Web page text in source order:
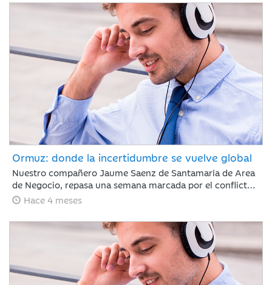
Santamaría de Area de Negocio, repasa una semana que
sigue marcada por la guerra de Irán.
Ormuz: donde la incertidumbre se vuelve global
Nuestro compañero Jaume Saenz de Santamaría de Area
de Negocio, repasa una semana marcada por el conflicto,
Irán ha permitido que algunos cargueros de crudo con
estrecho de Ormuz, aunque mantiene sus ataques con
drones a objetivos energéticos.
Hace 4 meses